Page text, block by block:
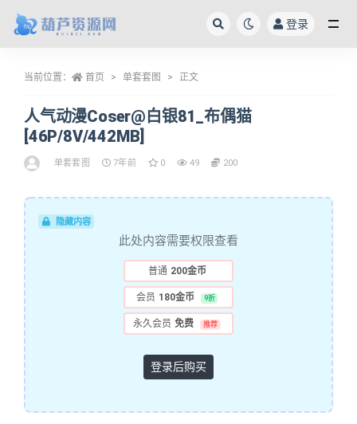
登录
当前位置： 首页 单套套图 正文
人气动漫Coser@白银81_布偶猫
[46P/8V/442MB]
单套套图 7年前 0 49 200
隐藏内容
此处内容需要权限查看
普通 200金币
会员 180金币 9折
永久会员 免费 推荐
登录后购买